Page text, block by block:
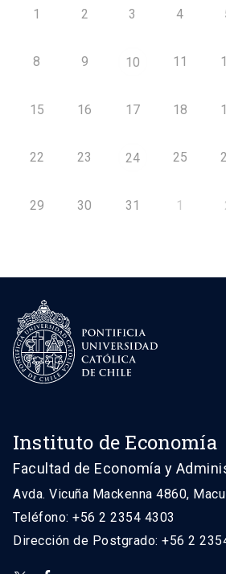
1 2 3 4
8 9 10 11
15 16 17 18
22 23 24 25
29 30 31 1
Instituto de Economía
Facultad de Economía y
Avda. Vicuña Mackenna 4860,
Teléfono: +56 2 2354 4303
Dirección de Postgrado: +56 2